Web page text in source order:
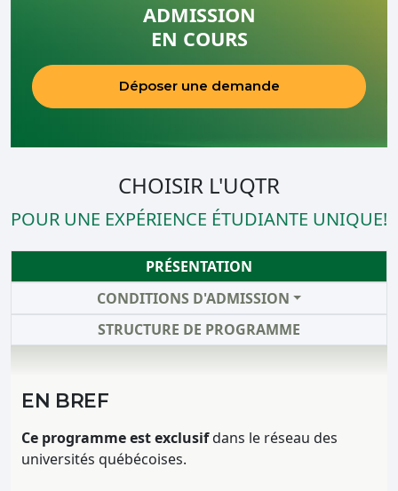
ADMISSION
EN COURS
Déposer une demande
CHOISIR L'UQTR
POUR UNE EXPÉRIENCE ÉTUDIANTE UNIQUE!
PRÉSENTATION
CONDITIONS D'ADMISSION
STRUCTURE DE PROGRAMME
EN BREF
Ce programme est exclusifdans le réseau des
universités québécoises.